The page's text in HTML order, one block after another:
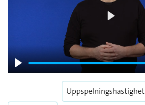
Play
Uppspelningshastighet